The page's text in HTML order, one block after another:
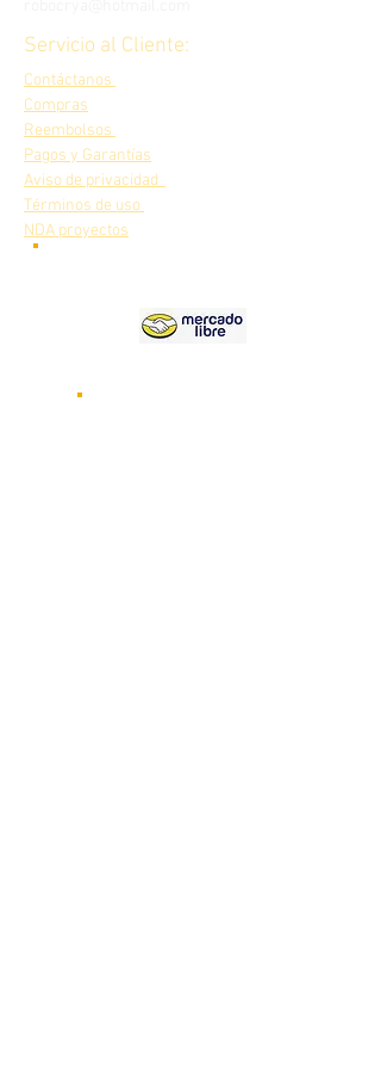
Servicio al Cliente:
Contáctanos
Compras
Reembolsos
Pagos y Garantías
Aviso de privacidad
Términos de uso
NDA proyectos